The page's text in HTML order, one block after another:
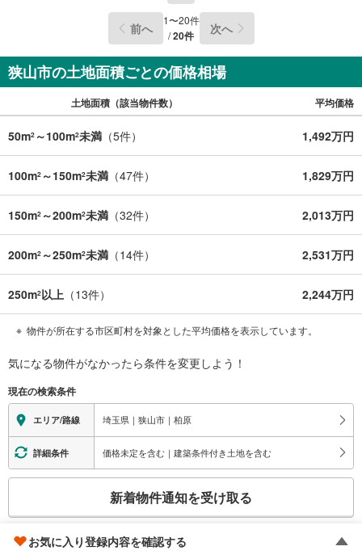
前へ 1〜20件
/20件 次へ
狭山市の土地面積ごとの価格相場
土地面積（該当物件数） 平均価格
50m2 ～100m2未満 （5件） 1,492万円
100m2 ～150m2未満 （47件） 1,829万円
150m2 ～200m2未満 （32件） 2,013万円
200m2 ～250m2未満 （14件） 2,531万円
250m2以上 （13件） 2,244万円
物件が所在する市区町村を対象とした平均価格を表示しています。
気になる物件がなかったら条件を変更しよう！
現在の検索条件
エリア/路線 埼玉県｜狭山市｜柏原
詳細条件 価格未定を含む｜建築条件付き土地を含む
検
索
新着物件通知を受け取る
検索条件を保存する
お気に入り登録内容を確認する